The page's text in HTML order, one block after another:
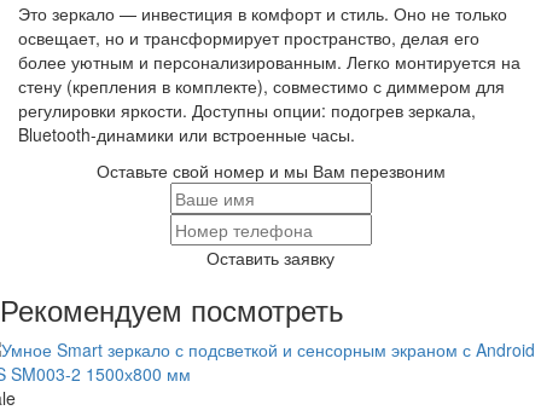
Это зеркало — инвестиция в комфорт и стиль. Оно не только
освещает, но и трансформирует пространство, делая его
более уютным и персонализированным. Легко монтируется на
стену (крепления в комплекте), совместимо с диммером для
регулировки яркости. Доступны опции: подогрев зеркала,
Bluetooth-динамики или встроенные часы.
Оставьте свой номер и мы Вам перезвоним
Оставить заявку
Рекомендуем посмотреть